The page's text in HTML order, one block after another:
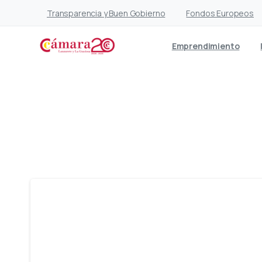
Transparencia y Buen Gobierno Fondos Europeos
Emprendimiento